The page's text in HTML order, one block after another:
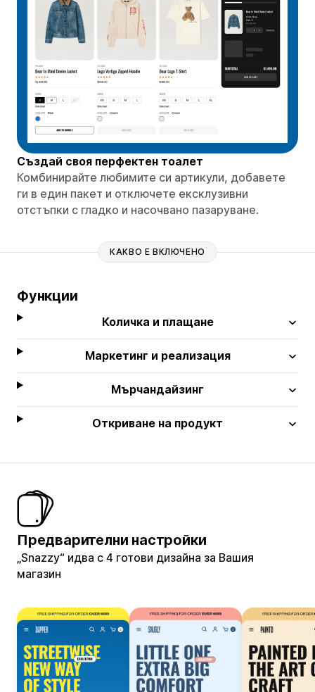
Създай своя перфектен тоалет
Комбинирайте любимите си артикули, добавете
ги в един пакет и отключете ексклузивни
отстъпки с гладко и насочвано пазаруване.
КАКВО Е ВКЛЮЧЕНО
Функции
Количка и плащане
Маркетинг и реализация
Мърчандайзинг
Откриване на продукт
Предварителни настройки
„Snazzy“ идва с 4 готови дизайна за Вашия
магазин